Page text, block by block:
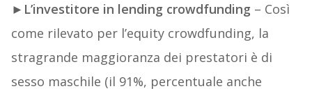
► L’investitore in lending crowdfunding – Così
come rilevato per l’equity crowdfunding, la
stragrande maggioranza dei prestatori è di
sesso maschile (il 91%, percentuale anche